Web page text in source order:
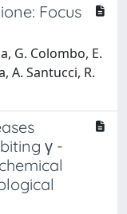
Focus
G. Colombo, E.
A. Santucci, R.
γ -